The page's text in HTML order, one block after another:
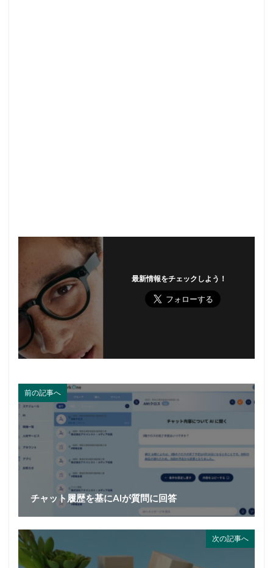
最新情報をチェックしよう！
前の記事へ
チャット履歴を基にAIが質問に回答
次の記事へ